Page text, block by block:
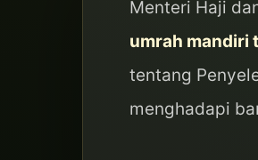
Menteri Haji
umrah mandiri
tentang
menghadapi